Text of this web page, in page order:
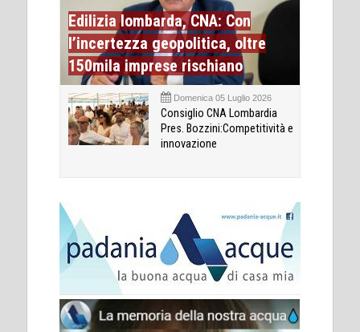
Edilizia lombarda, CNA: Con
l’incertezza geopolitica, oltre
150mila imprese rischiano
Domenica 05 Luglio 2026
Consiglio CNA Lombardia
Pres. Bozzini:Competitività e
innovazione